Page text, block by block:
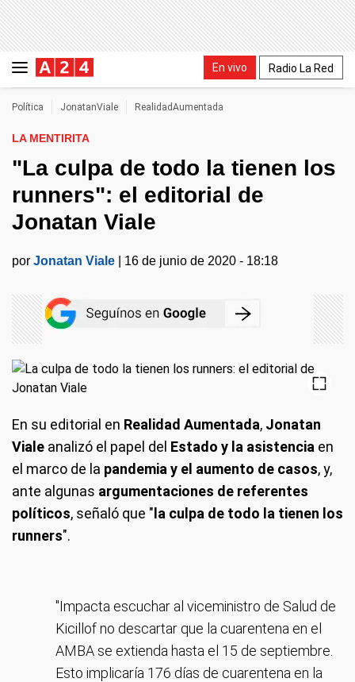
En vivo Radio La Red
Política JonatanViale RealidadAumentada
LA MENTIRITA
"La culpa de todo la tienen los
runners": el editorial de
Jonatan Viale
por Jonatan Viale 16 de junio de 2020 - 18:18
En su editorial en Realidad Aumentada, Jonatan
Viale analizó el papel del Estado y la asistencia en
el marco de la pandemia y el aumento de casos, y,
ante algunas argumentaciones de referentes
políticos, señaló que " la culpa de todo la tienen los
runners".
"Impacta escuchar al viceministro de Salud de
Kicillof no descartar que la cuarentena en el
AMBA se extienda hasta el 15 de septiembre.
Esto implicaría 176 días de cuarentena en la